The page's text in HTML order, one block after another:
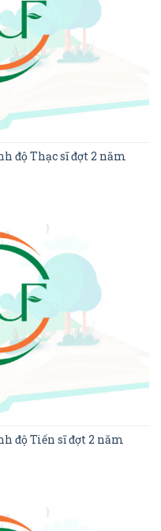
độ Thạc sĩ đợt 2 năm
độ Tiến sĩ đợt 2 năm